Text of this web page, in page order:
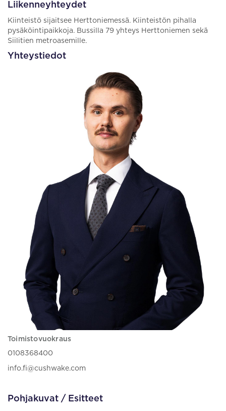
Liikenneyhteydet
Kiinteistö sijaitsee Herttoniemessä. Kiinteistön pihalla
pysäköintipaikkoja. Bussilla 79 yhteys Herttoniemen sekä
Siilitien metroasemille.
Yhteystiedot
Toimistovuokraus
0108368400
info.fi@cushwake.com
Pohjakuvat / Esitteet